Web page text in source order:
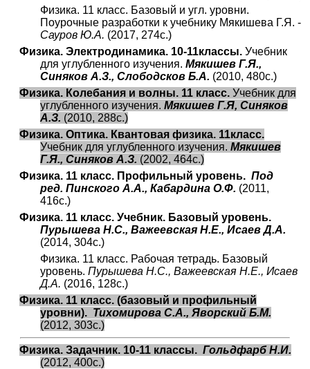
Физика. 11 класс. Базовый и угл. уровни.
Поурочные разработки к учебнику Мякишева Г.Я. -
Сауров Ю.А. (2017, 274с.)
Физика. Электродинамика. 10-11классы. Учебник
для углубленного изучения. Мякишев Г.Я.,
Синяков А.З., Слободсков Б.А. (2010, 480с.)
Физика. Колебания и волны. 11 класс. Учебник для
углубленного изучения. Мякишев Г.Я, Синяков
А.З. (2010, 288с.)
Физика. Оптика. Квантовая физика. 11класс.
Учебник для углубленного изучения. Мякишев
Г.Я., Синяков А.З. (2002, 464с.)
Физика. 11 класс. Профильный уровень. Под
ред. Пинского А.А., Кабардина О.Ф. (2011,
416с.)
Физика. 11 класс. Учебник. Базовый уровень.
Пурышева Н.С., Важеевская Н.Е., Исаев Д.А.
(2014, 304с.)
Физика. 11 класс. Рабочая тетрадь. Базовый
уровень. Пурышева Н.С., Важеевская Н.Е., Исаев
Д.А. (2016, 128с.)
Физика. 11 класс. (базовый и профильный
уровни). Тихомирова С.А., Яворский Б.М.
(2012, 303с.)
Физика. Задачник. 10-11 классы. Гольдфарб Н.И.
(2012, 400с.)